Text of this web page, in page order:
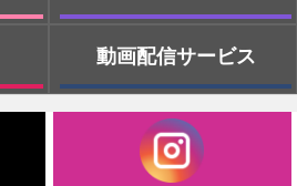
動画配信サービス